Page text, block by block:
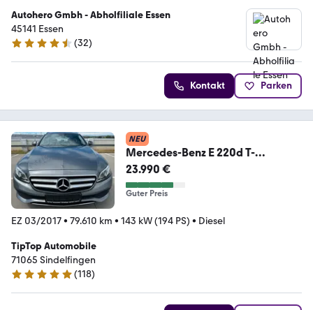
Autohero Gmbh - Abholfiliale Essen
45141 Essen
4.7 Sterne
(32)
Kontakt Parken
NEU
Mercedes-Benz E 220d T-
Modell*NAVI*AHK*MULTIBEAM*A
VANTGARDE*
23.990 €
Guter Preis
EZ 03/2017• 79.610 km • 143 kW (194 PS) • Diesel
TipTop Automobile
71065 Sindelfingen
4.8 Sterne
(118)